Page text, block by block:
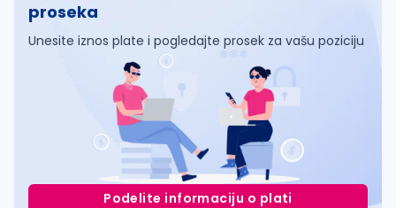
proseka
Unesite iznos plate i pogledajte prosek za vašu poziciju
Podelite informaciju o plati